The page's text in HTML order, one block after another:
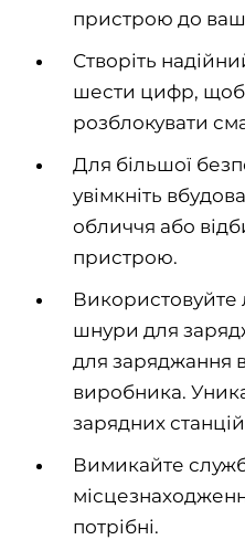
пристрою до
Створіть
шести цифр, щоб
розблокувати
Для більшої
увімкніть
обличчя або
пристрою.
Використовуйте
шнури для
для заряджання
виробника.
зарядних
Вимикайте
потрібні.